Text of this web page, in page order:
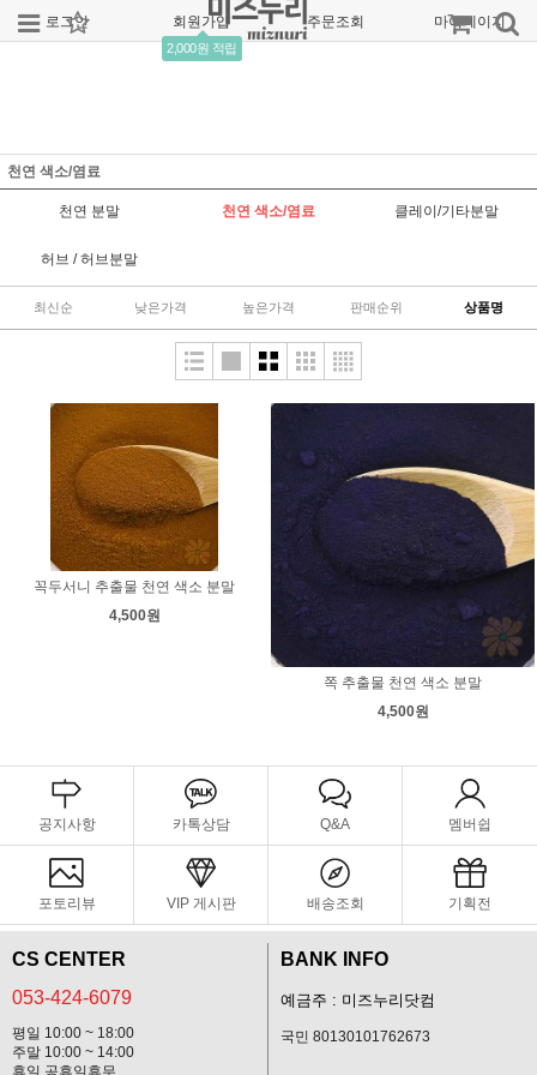
로그인 회원가입
2,000원 적립
주문조회 마이페이지
천연 색소/염료
천연 분말 천연 색소/염료 클레이/기타분말
허브 / 허브분말
최신순 낮은가격 높은가격 판매순위 상품명
꼭두서니 추출물 천연 색소 분말
4,500원
쪽 추출물 천연 색소 분말
4,500원
공지사항 카톡상담 Q&A 멤버쉽
포토리뷰 VIP 게시판 배송조회 기획전
CS CENTER
053-424-6079
평일 10:00 ~ 18:00
주말 10:00 ~ 14:00
휴일,공휴일휴무
BANK INFO
예금주 : 미즈누리닷컴
국민 80130101762673